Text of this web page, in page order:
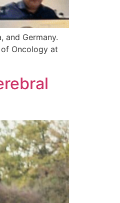
and Germany.
Oncology at